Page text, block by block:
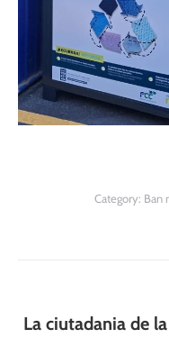
Category: Ban
navigation
La ciutadania de